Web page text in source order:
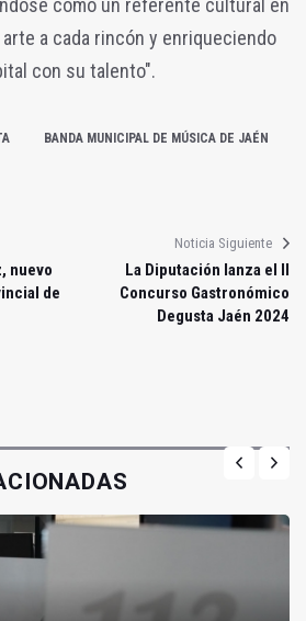
a cada rincón y enriqueciendo
con su talento".
BANDA MUNICIPAL DE MÚSICA DE JAÉN
nuevo
de
Noticia Siguiente
La Diputación lanza el II
Concurso Gastronómico
Degusta Jaén 2024